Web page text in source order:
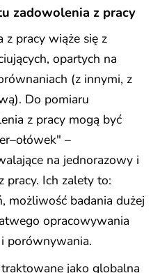
zadowolenia z pracy
z pracy wiąże się z
opartych na
(z innymi, z
Do pomiaru
z pracy mogą być
–
na jednorazowy i
Ich zalety to:
możliwość badania dużej
opracowywania
porównywania.
jako globalna